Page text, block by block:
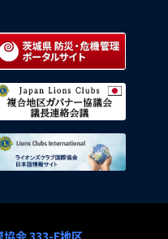
災害掲示板 333-E地区
オンズクラブ国際協会
ンズクラブ国際協会公式機関